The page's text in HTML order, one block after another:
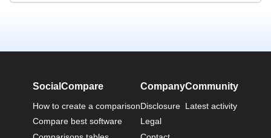
SocialCompare
How to create a comparison
Compare best software
Company
Disclosure
Legal
Community
Latest activity